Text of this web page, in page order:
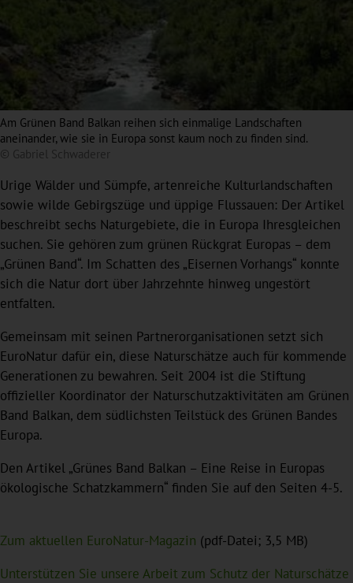
Am Grünen Band Balkan reihen sich einmalige Landschaften
aneinander, wie sie in Europa sonst kaum noch zu finden sind.
© Gabriel Schwaderer
Urige Wälder und Sümpfe, artenreiche Kulturlandschaften
sowie wilde Gebirgszüge und üppige Flussauen: Der Artikel
beschreibt sechs Naturgebiete, die in Europa Ihresgleichen
suchen. Sie gehören zum grünen Rückgrat Europas – dem
„Grünen Band“. Im Schatten des „Eisernen Vorhangs“ konnte
sich die Natur dort über Jahrzehnte hinweg ungestört
entfalten.
Gemeinsam mit seinen Partnerorganisationen setzt sich
EuroNatur dafür ein, diese Naturschätze auch für kommende
Generationen zu bewahren. Seit 2004 ist die Stiftung
offizieller Koordinator der Naturschutzaktivitäten am Grünen
Band Balkan, dem südlichsten Teilstück des Grünen Bandes
Europa.
Den Artikel „Grünes Band Balkan – Eine Reise in Europas
ökologische Schatzkammern“ finden Sie auf den Seiten 4-5.
Zum aktuellen EuroNatur-Magazin (pdf-Datei; 3,5 MB)
Unterstützen Sie unsere Arbeit zum Schutz der Naturschätze